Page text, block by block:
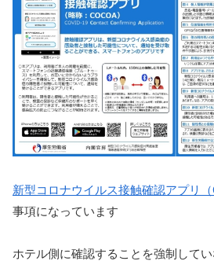
新型コロナウイルス接触確認アプリ（
事項になっています
ホテル側に確認することを強制して